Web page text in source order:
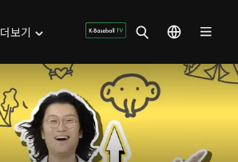
더보기